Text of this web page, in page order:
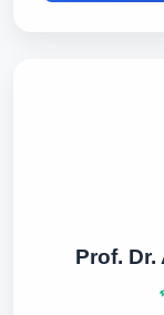
Prof.